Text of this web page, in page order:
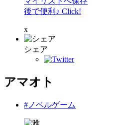
後で便利♪ Click!
x
シェア
アマオト
#ノベルゲーム